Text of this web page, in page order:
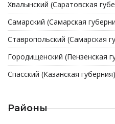
Хвалынский (Саратовская
Самарский (Самарская
Ставропольский (Самарская
Городищенский (Пензенская
Спасский (Казанская губерния)
Районы